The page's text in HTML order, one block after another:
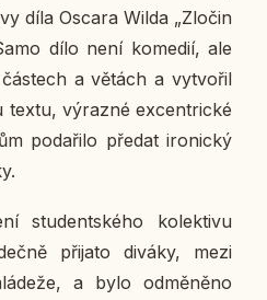
díla Oscara Wilda „Zločin
dílo není ko­me­dií, ale
a větách a vy­tvo­řil
textu, vý­raz­né ex­cen­t­ric­ké
po­da­ři­lo předat iro­nic­ký
stu­dent­ské­ho ko­lek­ti­vu
při­ja­to diváky, mezi
a bylo od­mě­ně­no